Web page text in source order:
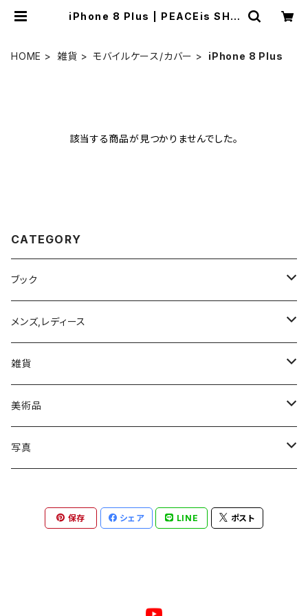
iPhone 8 Plus | PEACEis SHO
HOME 雑貨 モバイルケース/カバー iPhone 8 Plus
該当する商品が見つかりませんでした。
CATEGORY
ブック
写真集
メンズ,レディース
トップス
Tシャツ
雑貨
モバイルケース/カバー
iPhone 11
iPhone 11 Pro MAX
美術品
絵画
写真
ジクレプリント
保存 シェア LINE ポスト